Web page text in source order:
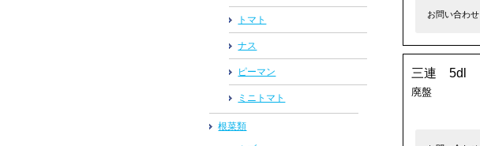
お問い合わせ
三連 5dl
廃盤
トマト
ナス
ピーマン
ミニトマト
根菜類